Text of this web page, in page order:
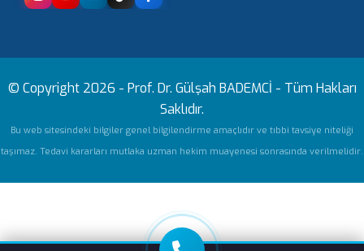
© Copyright 2026 - Prof. Dr. Gülşah BADEMCİ - Tüm Hakları
Saklıdır.
Bu web sitesindeki bilgiler genel bilgilendirme amaçlıdır ve tıbbi tavsiye niteliği
taşımaz. Tedavi kararları mutlaka uzman hekim muayenesi sonrasında verilmelidir.